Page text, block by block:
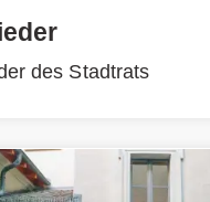
des Stadtrats